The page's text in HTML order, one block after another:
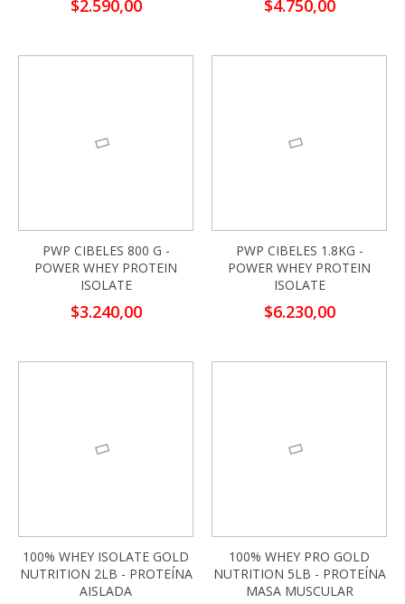
$2.590,00 $4.750,00
PWP CIBELES 800 G -
POWER WHEY PROTEIN
ISOLATE
$3.240,00
PWP CIBELES 1.8KG -
POWER WHEY PROTEIN
ISOLATE
$6.230,00
100% WHEY ISOLATE GOLD
NUTRITION 2LB - PROTEÍNA
AISLADA
100% WHEY PRO GOLD
NUTRITION 5LB - PROTEÍNA
MASA MUSCULAR